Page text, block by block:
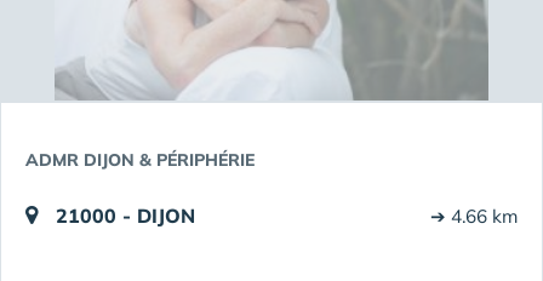
ADMR DIJON & PÉRIPHÉRIE
21000 - DIJON ➔ 4.66 km